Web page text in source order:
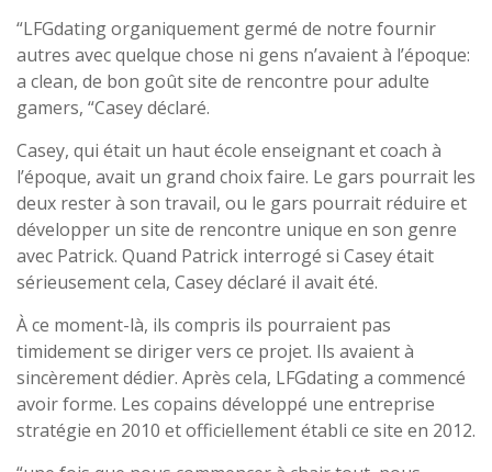
“LFGdating organiquement germé de notre fournir
autres avec quelque chose ni gens n’avaient à l’époque:
a clean, de bon goût site de rencontre pour adulte
gamers, “Casey déclaré.
Casey, qui était un haut école enseignant et coach à
l’époque, avait un grand choix faire. Le gars pourrait les
deux rester à son travail, ou le gars pourrait réduire et
développer un site de rencontre unique en son genre
avec Patrick. Quand Patrick interrogé si Casey était
sérieusement cela, Casey déclaré il avait été.
À ce moment-là, ils compris ils pourraient pas
timidement se diriger vers ce projet. Ils avaient à
sincèrement dédier. Après cela, LFGdating a commencé
avoir forme. Les copains développé une entreprise
stratégie en 2010 et officiellement établi ce site en 2012.